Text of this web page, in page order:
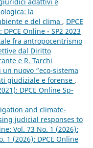
la
e del clima , DPCE
Online - SP2 2023
fra antropocentrismo
dal Diritto
e R. Tarchi
nuovo “eco-sistema
giudiziale e forense ,
DPCE Online Sp-
and climate-
judicial responses to
Vol. 73 No. 1 (2026):
1 (2026): DPCE Online